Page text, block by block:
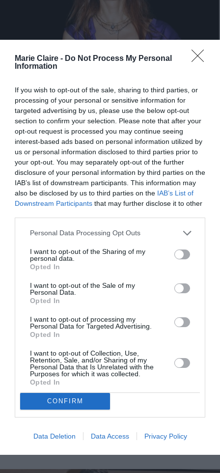
Marie Claire - Do Not Process My Personal
Information
If you wish to opt-out of the sale, sharing to third parties, or
processing of your personal or sensitive information for
targeted advertising by us, please use the below opt-out
section to confirm your selection. Please note that after your
opt-out request is processed you may continue seeing
interest-based ads based on personal information utilized by
us or personal information disclosed to third parties prior to
your opt-out. You may separately opt-out of the further
disclosure of your personal information by third parties on the
IAB’s list of downstream participants. This information may
also be disclosed by us to third parties on the IAB’s List of
Downstream Participants that may further disclose it to other
Personal Data Processing Opt Outs
I want to opt-out of the Sharing of my
personal data.
Opted In
I want to opt-out of the Sale of my
Personal Data.
Opted In
I want to opt-out of processing my
Personal Data for Targeted Advertising.
Opted In
I want to opt-out of Collection, Use,
Retention, Sale, and/or Sharing of my
Personal Data that Is Unrelated with the
Purposes for which it was collected.
Opted In
CONFIRM
Data Deletion Data Access Privacy Policy
μεταξωτό φουλάρι ως scarf top
By
ADVERTISEMENT - CONTINUE READING BELOW
Η Κατερίνα Λέχου φόρεσε κολακευτικά ένα από τα
πιο απαιτητικά χρώματα της γκαρνταρόμπας μας